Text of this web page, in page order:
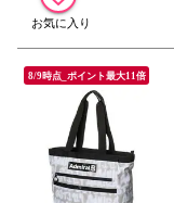
8/9時点_ポイント最大11倍